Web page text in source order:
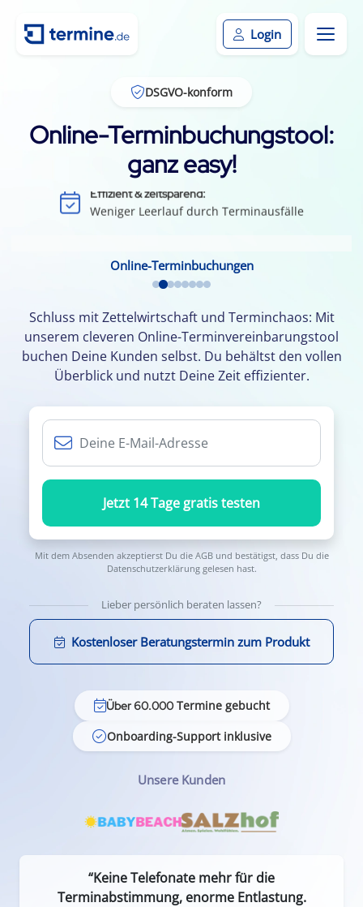
Login
DSGVO-konform
Online-Terminbuchungstool:
ganz easy!
Effizient & zeitsparend:
Einfach & flexibel:
Durch einfache Terminvereinbarung
Kalenderintegration:
Termine per Klick in den Smartphone-Kalender
Schluss mit Zettelwirtschaft und Terminchaos: Mit
unserem cleveren Online-Terminvereinbarungstool
buchen Deine Kunden selbst. Du behältst den vollen
Überblick und nutzt Deine Zeit effizienter.
Jetzt 14 Tage gratis testen
Mit dem Absenden akzeptierst Du die AGBund bestätigst, dass Du die
Datenschutzerklärunggelesen hast.
Lieber persönlich beraten lassen?
Kostenloser Beratungstermin zum Produkt
Über 60.000Termine gebucht
Onboarding-Support inklusive
Online-Terminbuchungen
Unsere Kunden
“Keine Telefonate mehr für die
Terminabstimmung, enorme Entlastung.